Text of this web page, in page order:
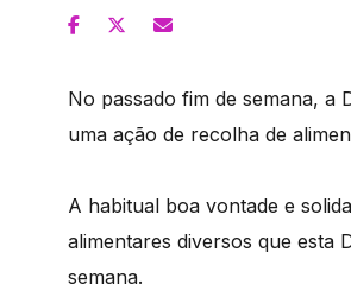
No passado fim de semana, a
uma ação de recolha de
A habitual boa vontade e
alimentares diversos que esta
semana.